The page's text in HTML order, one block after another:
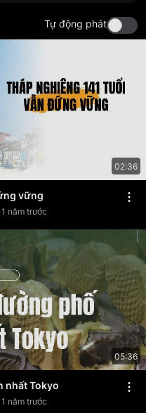
Tự động phát
02:36
vững
1 năm trước
05:36
nhất Tokyo
1 năm trước